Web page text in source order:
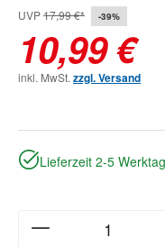
UVP17,99 €* -39%
10,99 €
inkl. MwSt. zzgl. Versand
Lieferzeit 2-5